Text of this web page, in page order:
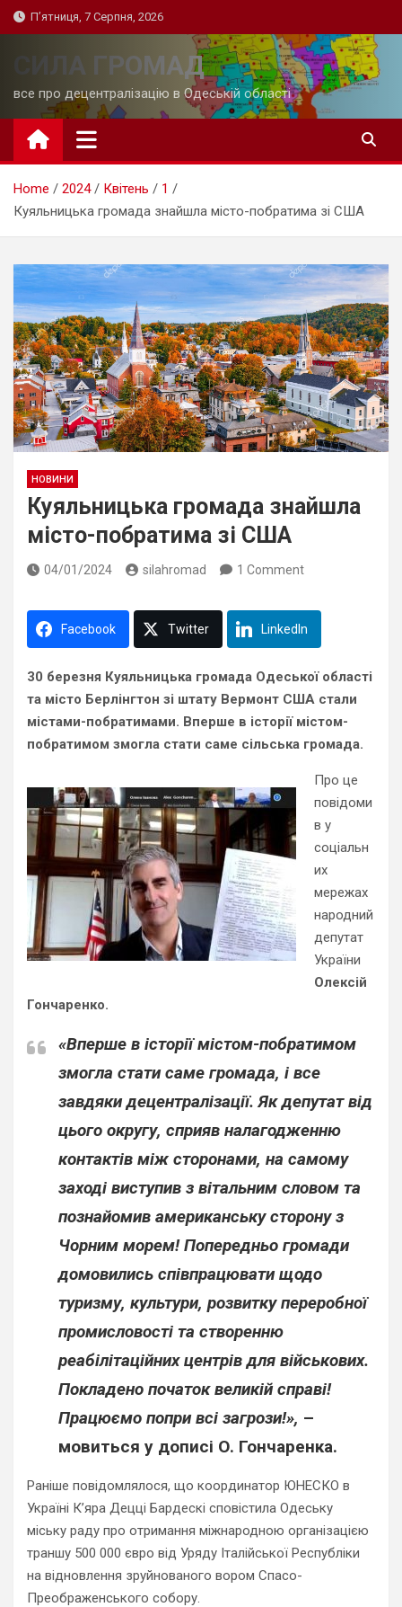
Skip
to
П’ятниця, 7 Серпня, 2026
СИЛА ГРОМАД
все про децентралізацію в Одеській області
Home 2024 Квітень
1
Куяльницька громада знайшла місто-побратима зі США
НОВИНИ
Куяльницька громада знайшла
місто-побратима зі США
04/01/2024 silahromad 1 Comment
Facebook Twitter LinkedIn
30 березня Куяльницька громада Одеської області
та місто Берлінгтон зі штату Вермонт США стали
містами-побратимами. Вперше в історії містом-
побратимом змогла стати саме сільська громада.
Про це
повідоми
в у
соціальн
их
мережах
народний
депутат
України
Олексій
Гончаренко.
«Вперше в історії містом-побратимом
змогла стати саме громада, і все
завдяки децентралізації. Як депутат від
цього округу, сприяв налагодженню
контактів між сторонами, на самому
заході виступив з вітальним словом та
познайомив американську сторону з
Чорним морем! Попередньо громади
домовились співпрацювати щодо
туризму, культури, розвитку переробної
промисловості та створенню
реабілітаційних центрів для військових.
Покладено початок великій справі!
Працюємо попри всі загрози!», –
мовиться у дописі О. Гончаренка.
Раніше повідомлялося, що координатор ЮНЕСКО в
Україні Кʼяра Децці Бардескі сповістила Одеську
міську раду про отримання міжнародною організацією
траншу 500 000 євро від Уряду Італійської Республіки
на відновлення зруйнованого вором Спасо-
Преображенського собору.